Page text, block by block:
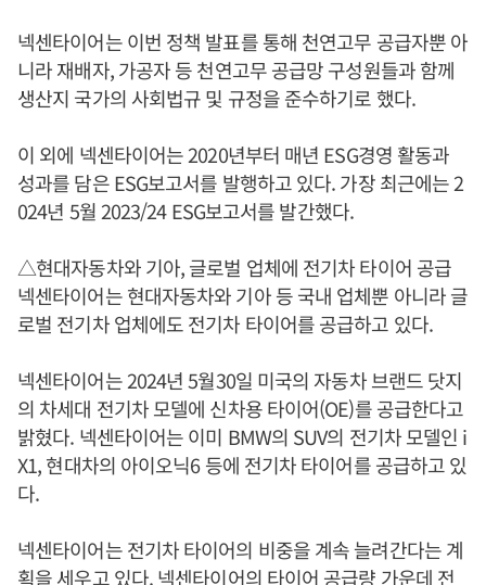
넥센타이어는 이번 정책 발표를 통해 천연고무 공급자뿐 아
니라 재배자, 가공자 등 천연고무 공급망 구성원들과 함께
생산지 국가의 사회법규 및 규정을 준수하기로 했다.
이 외에 넥센타이어는 2020년부터 매년 ESG경영 활동과
성과를 담은 ESG보고서를 발행하고 있다. 가장 최근에는 2
024년 5월 2023/24 ESG보고서를 발간했다.
△현대자동차와 기아, 글로벌 업체에 전기차 타이어 공급
넥센타이어는 현대자동차와 기아 등 국내 업체뿐 아니라 글
로벌 전기차 업체에도 전기차 타이어를 공급하고 있다.
넥센타이어는 2024년 5월30일 미국의 자동차 브랜드 닷지
의 차세대 전기차 모델에 신차용 타이어(OE)를 공급한다고
밝혔다. 넥센타이어는 이미 BMW의 SUV의 전기차 모델인 i
X1, 현대차의 아이오닉6 등에 전기차 타이어를 공급하고 있
다.
넥센타이어는 전기차 타이어의 비중을 계속 늘려간다는 계
획을 세우고 있다. 넥센타이어의 타이어 공급량 가운데 전